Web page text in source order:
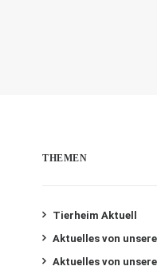
THEMEN
Tierheim Aktuell
Aktuelles von
Aktuelles von